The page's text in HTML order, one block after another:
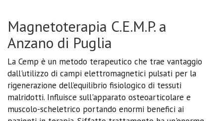
Magnetoterapia C.E.M.P. a
Anzano di Puglia
La Cemp è un metodo terapeutico che trae vantaggio
dall'utilizzo di campi elettromagnetici pulsati per la
rigenerazione dell’equilibrio fisiologico di tessuti
malridotti. Influisce sull'apparato osteoarticolare e
muscolo-scheletrico portando enormi benefici ai